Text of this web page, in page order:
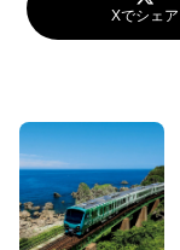
Xでシェア